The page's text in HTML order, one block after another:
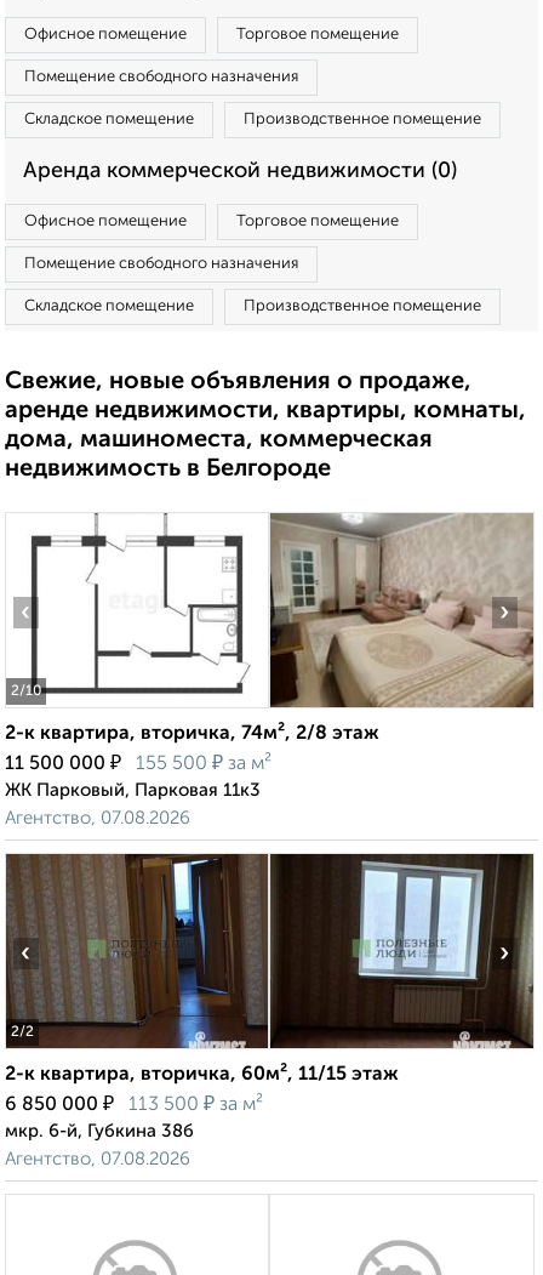
Офисное помещение Торговое помещение
Помещение свободного назначения
Складское помещение Производственное помещение
Аренда коммерческой недвижимости (0)
Офисное помещение Торговое помещение
Помещение свободного назначения
Складское помещение Производственное помещение
Свежие, новые объявления о продаже,
аренде недвижимости, квартиры, комнаты,
дома, машиноместа, коммерческая
недвижимость в Белгороде
2/10
‹ ›
2-к квартира, вторичка, 74м², 2/8 этаж
11 500 000 ₽ 155 500 ₽ за м²
ЖК Парковый, Парковая 11к3
Агентство, 07.08.2026
2/2
‹ ›
2-к квартира, вторичка, 60м², 11/15 этаж
6 850 000 ₽ 113 500 ₽ за м²
мкр. 6-й, Губкина 38б
Агентство, 07.08.2026